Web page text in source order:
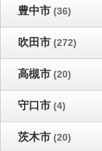
豊中市 (36)
吹田市 (272)
高槻市 (20)
守口市 (4)
茨木市 (20)